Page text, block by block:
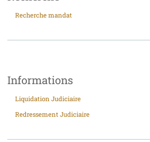
Recherche mandat
Informations
Liquidation Judiciaire
Redressement Judiciaire